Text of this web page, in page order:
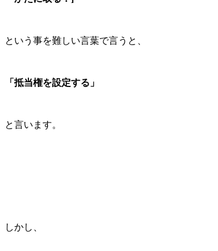
という事を難しい言葉で言うと、
「抵当権を設定する」
と言います。
しかし、